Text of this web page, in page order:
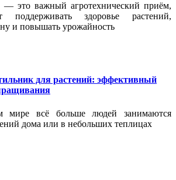
— это важный агротехнический приём,
поддерживать здоровье растений,
и повышать урожайность
для растений: эффективный
мире всё больше людей занимаются
дома или в небольших теплицах